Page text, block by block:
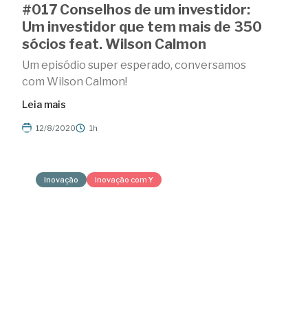
#017 Conselhos de um investidor:
Um investidor que tem mais de 350
sócios feat. Wilson Calmon
Um episódio super esperado, conversamos
com Wilson Calmon!
Leia mais
12/8/2020 1h
Inovação Inovação com Y